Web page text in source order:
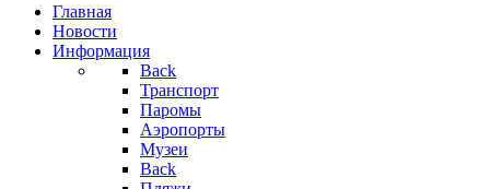
Главная
Новости
Информация
Back
Транспорт
Паромы
Аэропорты
Музеи
Back